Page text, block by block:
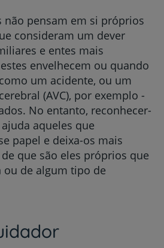
não pensam em si próprios
consideram um dever
e entes mais
envelhecem ou quando
um acidente, ou um
(AVC), por exemplo -
No entanto, reconhecer-
aqueles que
papel e deixa-os mais
que são eles próprios que
ou de algum tipo de